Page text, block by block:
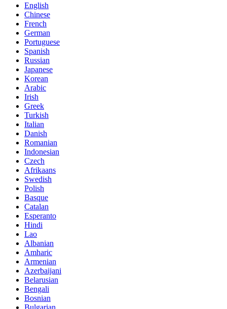
English
Chinese
French
German
Portuguese
Spanish
Russian
Japanese
Korean
Arabic
Irish
Greek
Turkish
Italian
Danish
Romanian
Indonesian
Czech
Afrikaans
Swedish
Polish
Basque
Catalan
Esperanto
Hindi
Lao
Albanian
Amharic
Armenian
Azerbaijani
Belarusian
Bengali
Bosnian
Bulgarian